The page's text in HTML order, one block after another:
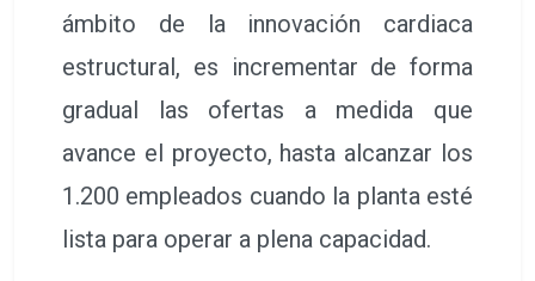
ámbito de la innovación cardiaca
estructural, es incrementar de forma
gradual las ofertas a medida que
avance el proyecto, hasta alcanzar los
1.200 empleados cuando la planta esté
lista para operar a plena capacidad.